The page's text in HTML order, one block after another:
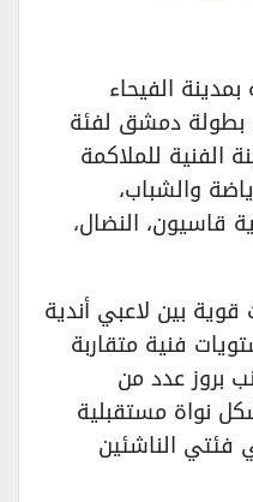
الفيحاء
دمشق لفئة
الفنية للملاكمة
والشباب،
أندية قاسيون، النضال،
بين لاعبي أندية
فنية متقاربة
بروز عدد من
نواة مستقبلية
الناشئين